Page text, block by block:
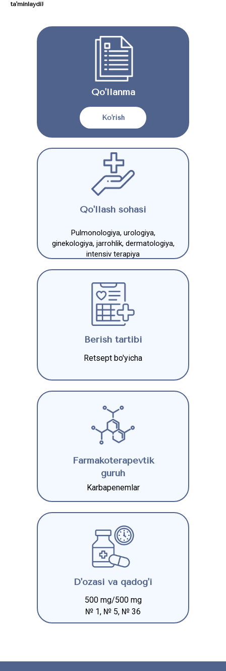
ta'minlaydi!
D'ozasi va qadog'i
500 mg/500 mg
№ 1, № 5, № 36
Qo'llash sohasi
Pulmonologiya, urologiya,
ginekologiya, jarrohlik, dermatologiya,
intensiv terapiya
Berish tartibi
Retsept bo'yicha
Farmakoterapevtik
guruh
Karbapenemlar
Qo'llanma
Ko'rish